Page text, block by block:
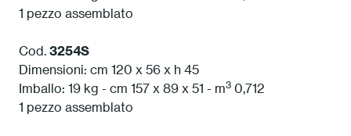
1 pezzo assemblato
Cod. 3254S
Dimensioni: cm 120 x 56 x h 45
Imballo: 19 kg - cm 157 x 89 x 51 - m3 0,712
1 pezzo assemblato